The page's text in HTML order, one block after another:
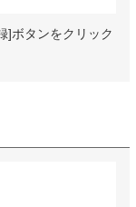
]ボタンをクリック